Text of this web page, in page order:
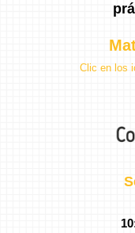
Clic en los